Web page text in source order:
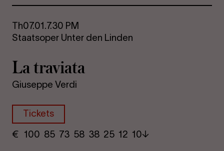
Th07.01.7.30 PM
Staatsoper Unter den Linden
La travi­ata
Giuseppe Verdi
Tickets
€ ​ 100 85 73​ 58 38 25​ 12 10